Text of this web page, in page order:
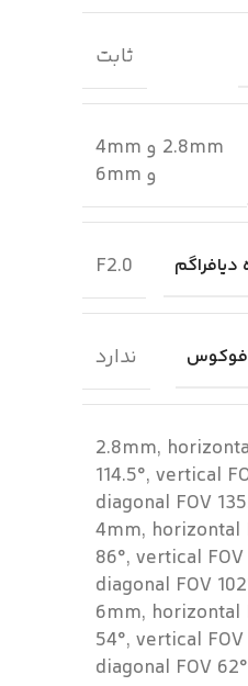
ثابت
2.8mm و 4mm
و 6mm
F2.0
فوکوس ندارد
2.8mm,
114.5°, vertical
diagonal FOV
4mm, horizontal
86°, vertical FOV
diagonal FOV
6mm, horizontal
54°, vertical FOV
diagonal FOV 62°